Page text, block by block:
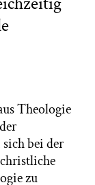
Theologie
bei der
zu